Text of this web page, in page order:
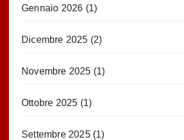
Gennaio 2026 (1)
Dicembre 2025 (2)
Novembre 2025 (1)
Ottobre 2025 (1)
Settembre 2025(1)